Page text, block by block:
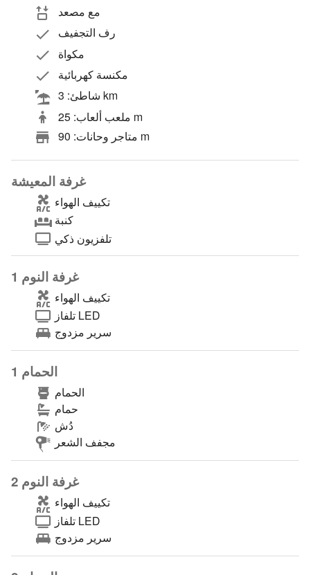
مع مصعد
رف التجفيف
مكواة
مكنسة كهربائية
شاطئ: 3 km
ملعب ألعاب: 25 m
متاجر وحانات: 90 m
غرفة المعيشة
تكييف الهواء
كنبة
تلفزيون ذكي
غرفة النوم 1
تكييف الهواء
تلفاز LED
سرير مزدوج
الحمام 1
الحمام
حمام
دُش
مجفف الشعر
غرفة النوم 2
تكييف الهواء
تلفاز LED
سرير مزدوج